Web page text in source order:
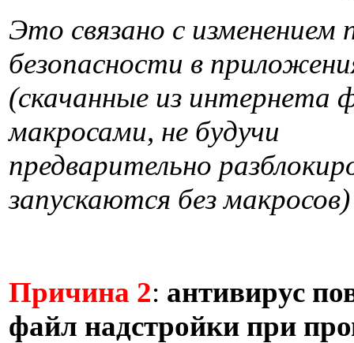
Это связано с изменением
безопасности в
(скачанные из интернета
макросами, не будучи
предварительно
запускаются без макросов)
Причина 2: антивирус
файл надстройки при